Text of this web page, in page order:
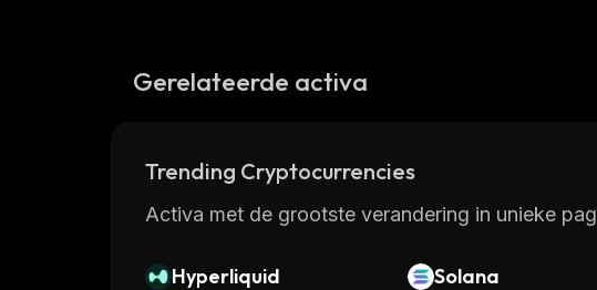
Gerelateerde activa
Trending Cryptocurrencies
Activa met de grootste verandering in unieke
Hyperliquid Solana